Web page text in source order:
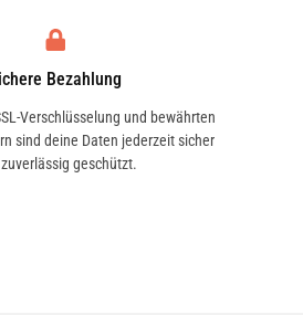
Bezahlung
Verschlüsselung und bewährten
sind deine Daten jederzeit sicher
geschützt.